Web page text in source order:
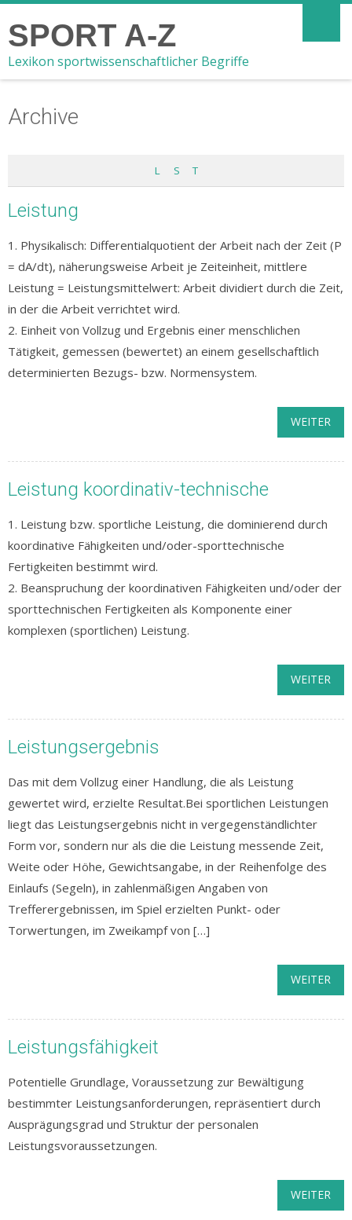
SPORT A-Z
Lexikon sportwissenschaftlicher Begriffe
Archive
L S T
Leistung
1. Physikalisch: Differentialquotient der Arbeit nach der Zeit (P
= dA/dt), näherungsweise Arbeit je Zeiteinheit, mittlere
Leistung = Leistungsmittelwert: Arbeit dividiert durch die Zeit,
in der die Arbeit verrichtet wird.
2. Einheit von Vollzug und Ergebnis einer menschlichen
Tätigkeit, gemessen (bewertet) an einem gesellschaftlich
determinierten Bezugs- bzw. Normensystem.
WEITER
Leistung koordinativ-technische
1. Leistung bzw. sportliche Leistung, die dominierend durch
koordinative Fähigkeiten und/oder-sporttechnische
Fertigkeiten bestimmt wird.
2. Beanspruchung der koordinativen Fähigkeiten und/oder der
sporttechnischen Fertigkeiten als Komponente einer
komplexen (sportlichen) Leistung.
WEITER
Leistungsergebnis
Das mit dem Vollzug einer Handlung, die als Leistung
gewertet wird, erzielte Resultat.Bei sportlichen Leistungen
liegt das Leistungsergebnis nicht in vergegenständlichter
Form vor, sondern nur als die die Leistung messende Zeit,
Weite oder Höhe, Gewichtsangabe, in der Reihenfolge des
Einlaufs (Segeln), in zahlenmäßigen Angaben von
Trefferergebnissen, im Spiel erzielten Punkt- oder
Torwertungen, im Zweikampf von […]
WEITER
Leistungsfähigkeit
Potentielle Grundlage, Voraussetzung zur Bewältigung
bestimmter Leistungsanforderungen, repräsentiert durch
Ausprägungsgrad und Struktur der personalen
Leistungsvoraussetzungen.
WEITER